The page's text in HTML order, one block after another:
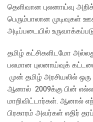
தெளிவான புலனாய்வு
பெரும்பாலான முடிவுகள்
அடிப்படையில்
தமிழ் கட்சிகளிடமோ
பலமான புலனாய்வுக்
முன் தமிழ் அரசியலில்
ஆனால் 2009க்கு பின்
மாறிவிட்டார்கள். ஆனால்
பிரகாரம் அவர்கள் எதிர்